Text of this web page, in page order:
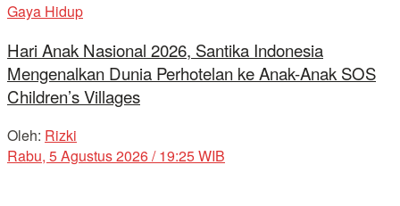
Gaya Hidup
Hari Anak Nasional 2026, Santika Indonesia
Mengenalkan Dunia Perhotelan ke Anak-Anak SOS
Children’s Villages
Oleh: Rizki
Rabu, 5 Agustus 2026 / 19:25 WIB